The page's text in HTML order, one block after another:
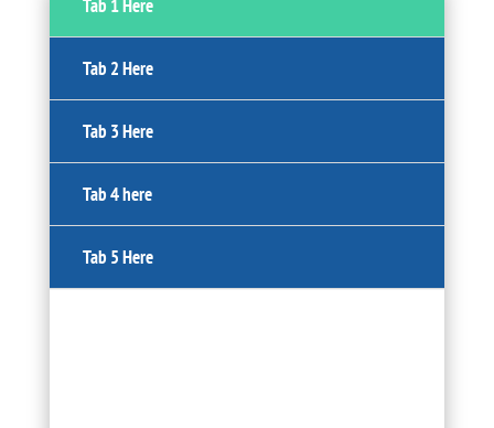
Tab 1 Here
Tab 2 Here
Tab 3 Here
Tab 4 here
Tab 5 Here